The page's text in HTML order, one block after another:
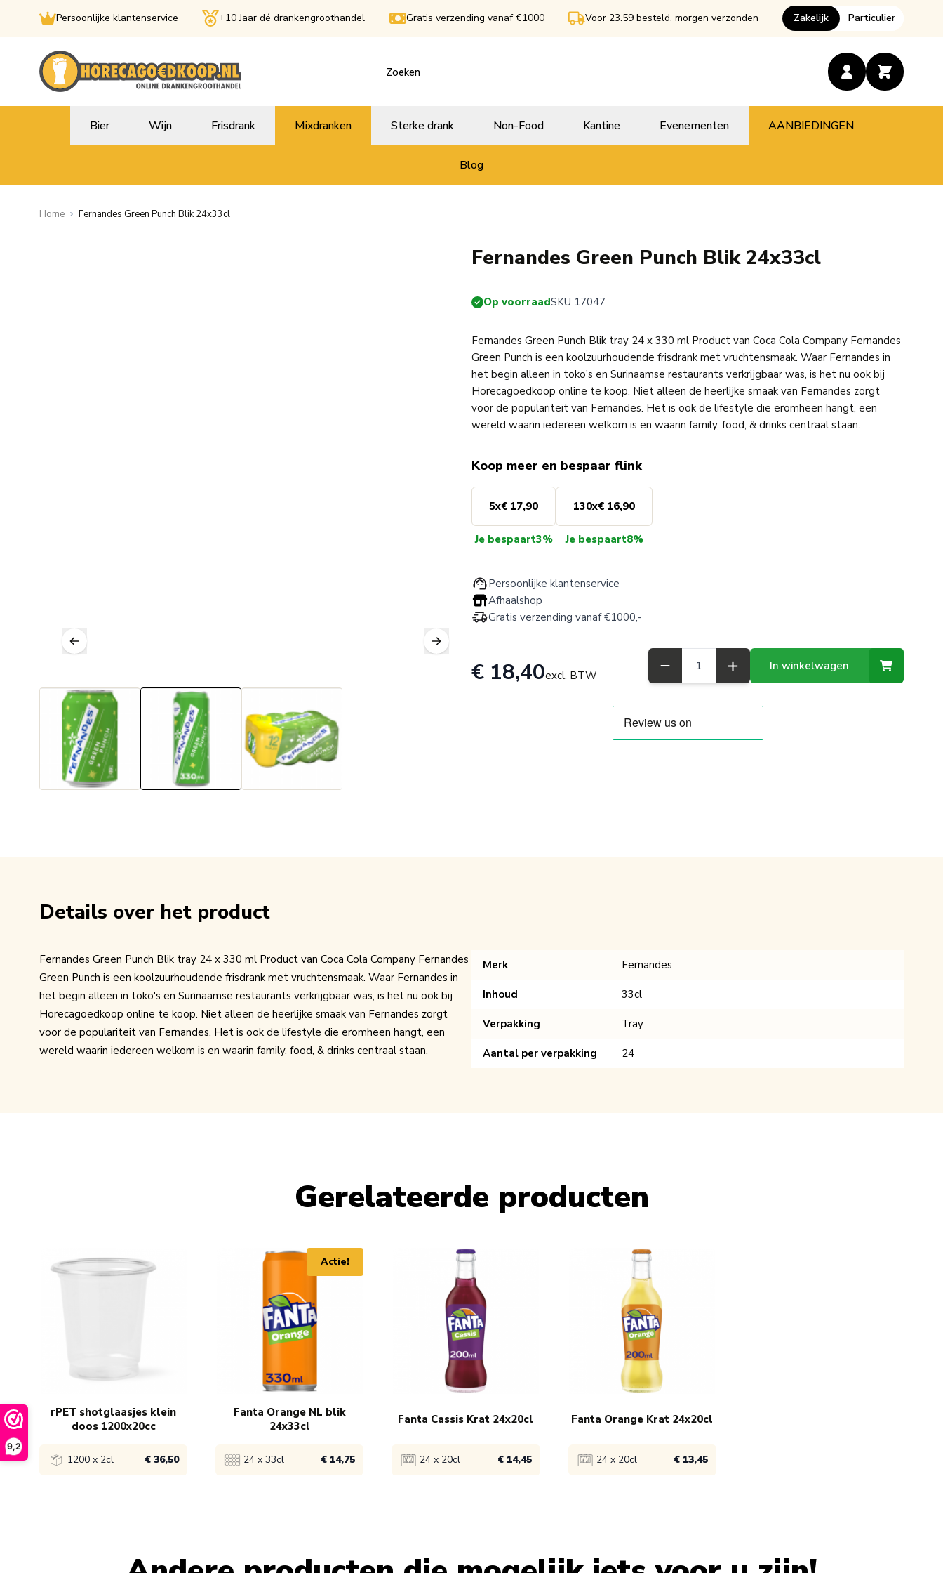
9,2
Persoonlijke klantenservice +10 Jaar dé drankengroothandel Gratis verzending vanaf €1000 Voor 23.59 besteld, morgen verzonden Zakelijk Particulier
Bier Wijn Frisdrank Mixdranken Sterke drank Non-Food Kantine Evenementen AANBIEDINGEN
Blog
Home Fernandes Green Punch Blik 24x33cl
Fernandes Green Punch Blik 24x33cl
Op voorraadSKU 17047
Fernandes Green Punch Blik tray 24 x 330 ml Product van Coca Cola Company Fernandes
Green Punch is een koolzuurhoudende frisdrank met vruchtensmaak. Waar Fernandes in
het begin alleen in toko's en Surinaamse restaurants verkrijgbaar was, is het nu ook bij
Horecagoedkoop online te koop. Niet alleen de heerlijke smaak van Fernandes zorgt
voor de populariteit van Fernandes. Het is ook de lifestyle die eromheen hangt, een
wereld waarin iedereen welkom is en waarin family, food, & drinks centraal staan.
Koop meer en bespaar flink
5x€ 17,90
Je bespaart3%
130x€ 16,90
Je bespaart8%
Persoonlijke klantenservice
Afhaalshop
Gratis verzending vanaf €1000,-
€ 18,40excl. BTW
In winkelwagen
Details over het product
Fernandes Green Punch Blik tray 24 x 330 ml Product van Coca Cola Company Fernandes
Green Punch is een koolzuurhoudende frisdrank met vruchtensmaak. Waar Fernandes in
het begin alleen in toko's en Surinaamse restaurants verkrijgbaar was, is het nu ook bij
Horecagoedkoop online te koop. Niet alleen de heerlijke smaak van Fernandes zorgt
voor de populariteit van Fernandes. Het is ook de lifestyle die eromheen hangt, een
wereld waarin iedereen welkom is en waarin family, food, & drinks centraal staan.
Merk Fernandes
Inhoud 33cl
Verpakking Tray
Aantal per verpakking 24
Gerelateerde producten
Navigating through the elements of the carousel is possible using the tab key. You can skip the carousel or go straight to carousel navigation using the skip links.
rPET shotglaasjes klein
doos 1200x20cc
1200 x 2cl € 36,50
Actie!
Fanta Orange NL blik
24x33cl
24 x 33cl € 14,75
Fanta Cassis Krat 24x20cl
24 x 20cl € 14,45
Fanta Orange Krat 24x20cl
24 x 20cl € 13,45